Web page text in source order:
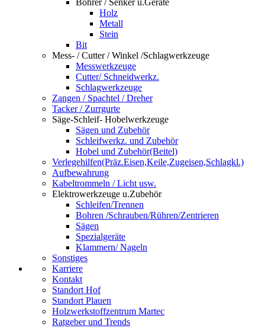
Bohrer / Senker u.Geräte
Holz
Metall
Stein
Bit
Mess- / Cutter / Winkel /Schlagwerkzeuge
Messwerkzeuge
Cutter/ Schneidwerkz.
Schlagwerkzeuge
Zangen / Spachtel / Dreher
Tacker / Zurrgurte
Säge-Schleif- Hobelwerkzeuge
Sägen und Zubehör
Schleifwerkz. und Zubehör
Hobel und Zubehör(Beitel)
Verlegehilfen(Präz.Eisen,Keile,Zugeisen,Schlagkl.)
Aufbewahrung
Kabeltrommeln / Licht usw.
Elektrowerkzeuge u.Zubehör
Schleifen/Trennen
Bohren /Schrauben/Rühren/Zentrieren
Sägen
Spezialgeräte
Klammern/ Nageln
Sonstiges
Karriere
Kontakt
Standort Hof
Standort Plauen
Holzwerkstoffzentrum Martec
Ratgeber und Trends